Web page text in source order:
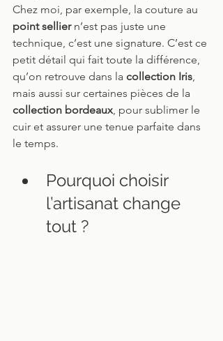
Chez moi, par exemple, la couture au
point sellier n’est pas juste une
technique, c’est une signature. C’est ce
petit détail qui fait toute la différence,
qu’on retrouve dans la collection Iris,
mais aussi sur certaines pièces de la
collection bordeaux, pour sublimer le
cuir et assurer une tenue parfaite dans
le temps.
Pourquoi choisir
l’artisanat change
tout ?